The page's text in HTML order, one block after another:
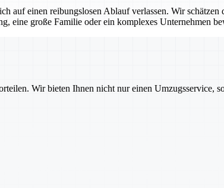
auf einen reibungslosen Ablauf verlassen. Wir
eine große Familie oder ein komplexes Unternehmen
Wir bieten Ihnen nicht nur einen Umzugsservice,